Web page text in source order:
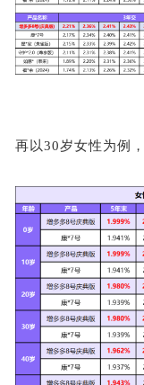
再以30岁女性为例